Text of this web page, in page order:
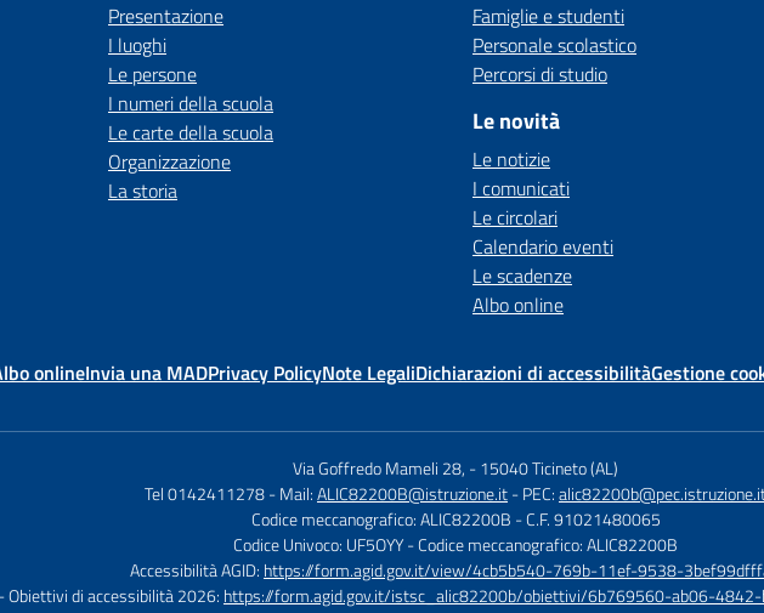
Presentazione
I luoghi
Le persone
I numeri della scuola
Le carte della scuola
Organizzazione
La storia
Famiglie e studenti
Personale scolastico
Percorsi di studio
Le novità
Le notizie
I comunicati
Le circolari
Calendario eventi
Le scadenze
Albo online
onlineInvia una MADPrivacy PolicyNote LegaliDichiarazioni di accessibilitàGestione
Via Goffredo Mameli 28, -15040 Ticineto (AL)
Tel 0142411278- Mail:ALIC82200B@istruzione.it- PEC:
Codice meccanografico: ALIC82200B - C.F. 91021480065
Codice Univoco: UF5OYY- Codice meccanografico: ALIC82200B
Accessibilità AGID: https://form.agid.gov.it/view/4cb5b540-769b-11ef-9538-
- Obiettivi di accessibilità 2026: https://form.agid.gov.it/istsc_alic82200b/obiettivi/6b769560-ab06-